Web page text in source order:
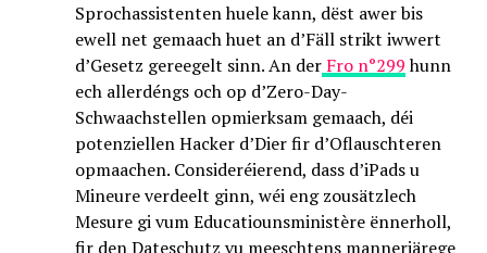
Sprochassistenten huele kann, dëst awer bis
ewell net gemaach huet an d’Fäll strikt iwwert
d’Gesetz gereegelt sinn. An derFro n°299hunn
ech allerdéngs och op d’Zero-Day-
Schwaachstellen opmierksam gemaach, déi
potenziellen Hacker d’Dier fir d’Oflauschteren
opmaachen. Consideréierend, dass d’iPads u
Mineure verdeelt ginn, wéi eng zousätzlech
Mesure gi vum Educatiounsministère ënnerholl,
fir den Dateschutz vu meeschtens mannerjärege